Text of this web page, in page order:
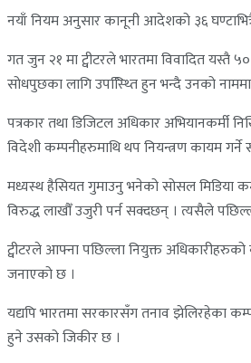
नयाँ नियम अनुसार कानूनी आदेशको ३६
गत जुन २१ मा ट्वीटरले भारतमा विवादित यस्तै
सोधपुछका लागि उपस्थ्तिि हुन भन्दै उनको नाममा
पत्रकार तथा डिजिटल अधिकार अभियानकर्मी
विदेशी कम्पनीहरुमाथि थप नियन्त्रण कायम
मध्यस्थ हैसियत गुमाउनु भनेको सोसल मिडिया
विरुद्ध लाखौँ उजुरी पर्न सक्दछन् । त्यसैले
ट्वीटरले आफ्ना पछिल्ला नियुक्त
जनाएको छ ।
यद्यपि भारतमा सरकारसँग तनाव झेलिरहेका
हुने उसको जिकीर छ ।